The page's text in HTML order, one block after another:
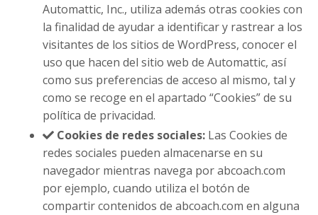
Automattic, Inc., utiliza además otras cookies con
la finalidad de ayudar a identificar y rastrear a los
visitantes de los sitios de WordPress, conocer el
uso que hacen del sitio web de Automattic, así
como sus preferencias de acceso al mismo, tal y
como se recoge en el apartado “Cookies” de su
política de privacidad.
Cookies de redes sociales: Las Cookies de
redes sociales pueden almacenarse en su
navegador mientras navega por abcoach.com
por ejemplo, cuando utiliza el botón de
compartir contenidos de abcoach.com en alguna